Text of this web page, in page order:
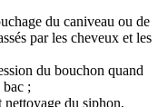
du caniveau ou de
par les cheveux et les
du bouchon quand
;
nettoyage du siphon,